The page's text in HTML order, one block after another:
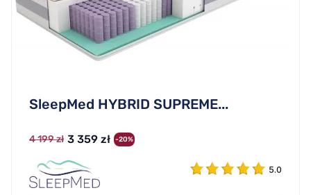
SleepMed HYBRID SUPREME...
4 199 zł 3 359 zł -20%
5.0